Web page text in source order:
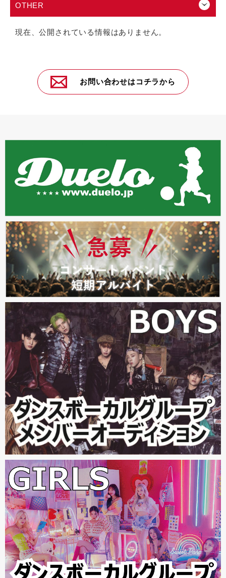
OTHER
現在、公開されている情報はありません。
お問い合わせはコチラから